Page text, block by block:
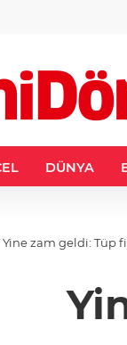
DÜNYA
Yine zam geldi: Tüp